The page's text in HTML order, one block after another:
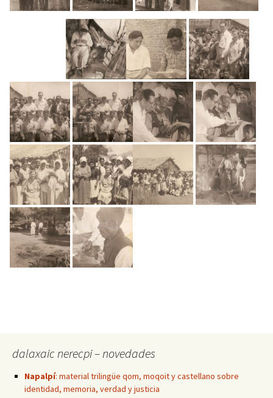
dalaxaic nerecpi – novedades
Napalpí: material trilingüe qom, moqoit y castellano sobre
identidad, memoria, verdad y justicia